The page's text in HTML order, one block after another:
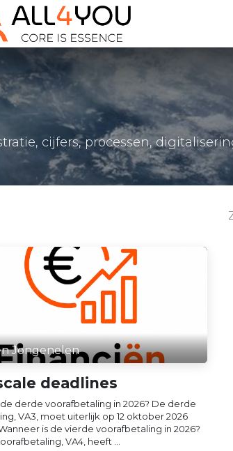
cijfers, processen,
Jongenelen
deadlines
derde voorafbetaling in 2026? De derde
VA3, moet uiterlijk op 12 oktober 2026
is de vierde voorafbetaling in 2026?
VA4, heeft ...